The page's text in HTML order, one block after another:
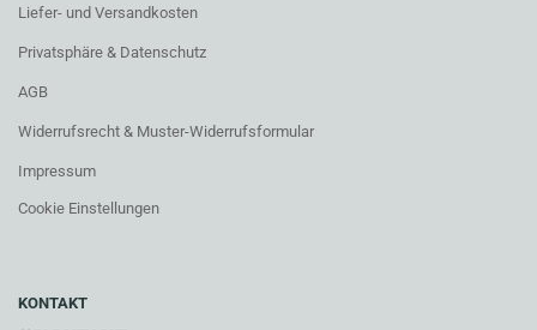
Liefer- und Versandkosten
Privatsphäre & Datenschutz
AGB
Widerrufsrecht & Muster-Widerrufsformular
Impressum
Cookie Einstellungen
KONTAKT